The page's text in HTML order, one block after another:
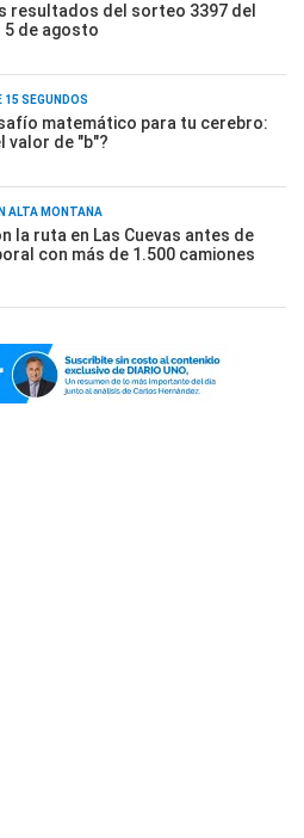
resultados del sorteo 3397 del
5 de agosto
15 SEGUNDOS
matemático para tu cerebro:
valor de "b"?
ALTA MONTAÑA
la ruta en Las Cuevas antes de
con más de 1.500 camiones